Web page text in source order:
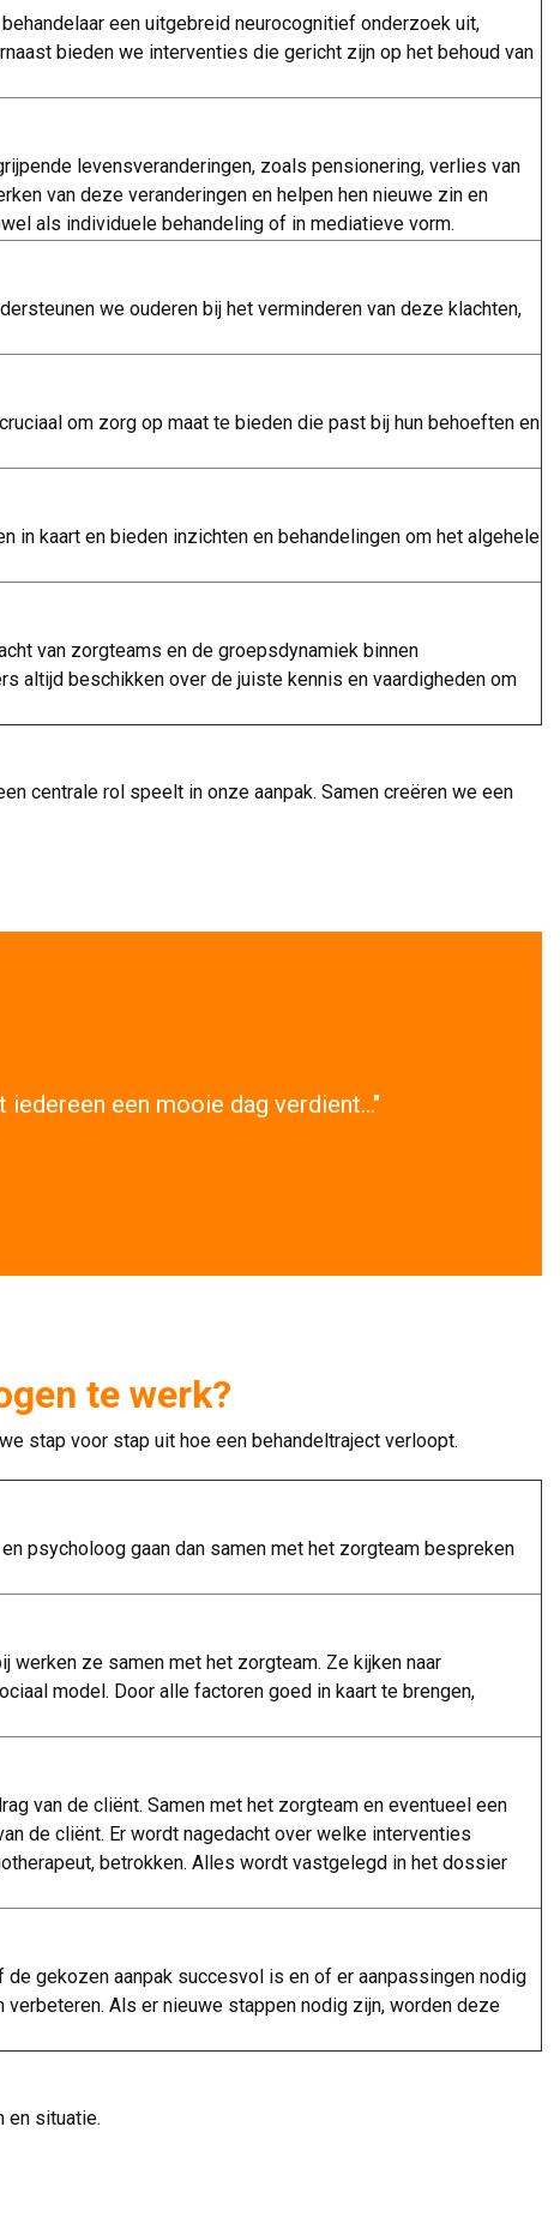
een uitgebreid neurocognitief onderzoek uit,
bieden we interventies die gericht zijn op het behoud van
levensveranderingen, zoals pensionering, verlies van
van deze veranderingen en helpen hen nieuwe zin en
als individuele behandeling of in mediatieve vorm.
we ouderen bij het verminderen van deze klachten,
om zorg op maat te bieden die past bij hun behoeften en
in kaart en bieden inzichten en behandelingen om het algehele
van zorgteams en de groepsdynamiek binnen
altijd beschikken over de juiste kennis en vaardigheden om
centrale rol speelt in onze aanpak. Samen creëren we een
iedereen een mooie dag verdient..."
te werk?
stap voor stap uit hoe een behandeltraject verloopt.
psycholoog gaan dan samen met het zorgteam bespreken
werken ze samen met het zorgteam. Ze kijken naar
model. Door alle factoren goed in kaart te brengen,
van de cliënt. Samen met het zorgteam en eventueel een
de cliënt. Er wordt nagedacht over welke interventies
betrokken. Alles wordt vastgelegd in het dossier
gekozen aanpak succesvol is en of er aanpassingen nodig
Als er nieuwe stappen nodig zijn, worden deze
en situatie.